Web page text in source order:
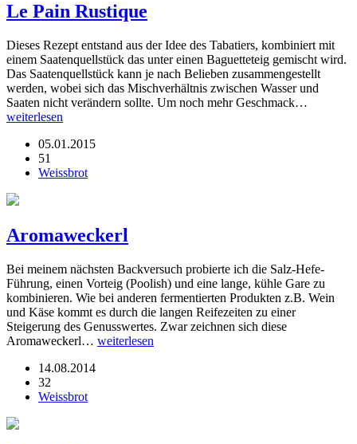
Le Pain Rustique
Dieses Rezept entstand aus der Idee des Tabatiers, kombiniert mit
einem Saatenquellstück das unter einen Baguetteteig gemischt wird.
Das Saatenquellstück kann je nach Belieben zusammengestellt
werden, wobei sich das Mischverhältnis zwischen Wasser und
Saaten nicht verändern sollte. Um noch mehr Geschmack…
weiterlesen
05.01.2015
51
Weissbrot
Aromaweckerl
Bei meinem nächsten Backversuch probierte ich die Salz-Hefe-
Führung, einen Vorteig (Poolish) und eine lange, kühle Gare zu
kombinieren. Wie bei anderen fermentierten Produkten z.B. Wein
und Käse kommt es durch die langen Reifezeiten zu einer
Steigerung des Genusswertes. Zwar zeichnen sich diese
Aromaweckerl… weiterlesen
14.08.2014
32
Weissbrot